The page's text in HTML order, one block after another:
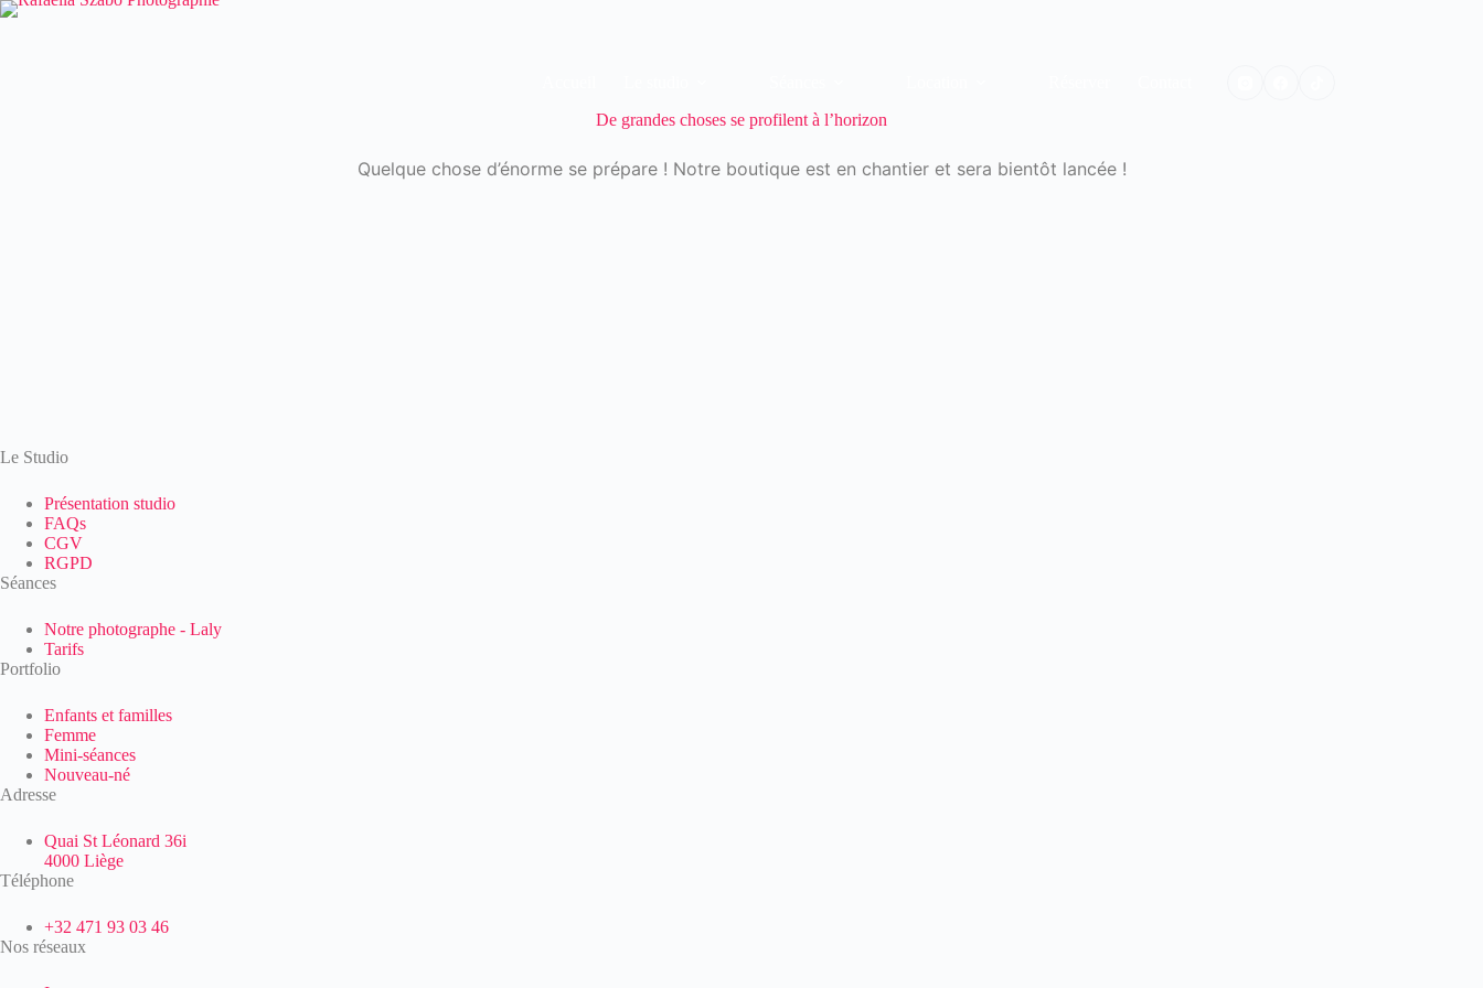
Passer
De grandes choses se profilent à l’horizon
Quelque chose d’énorme se prépare ! Notre boutique est en chantier et sera bientôt lancée !
Le Studio
Présentation studio
FAQs
CGV
RGPD
Séances
Notre photographe - Laly
Tarifs
Portfolio
Enfants et familles
Femme
Mini-séances
Nouveau-né
Adresse
Quai St Léonard 36i
4000 Liège
Téléphone
+32 471 93 03 46
Nos réseaux